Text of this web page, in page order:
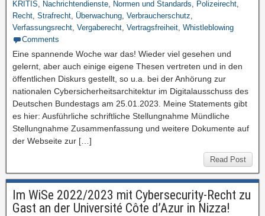
KRITIS, Nachrichtendienste, Normen und Standards, Polizeirecht,
Recht, Strafrecht, Überwachung, Verbraucherschutz,
Verfassungsrecht, Vergaberecht, Vertragsfreiheit, Whistleblowing
Comments
Eine spannende Woche war das! Wieder viel gesehen und
gelernt, aber auch einige eigene Thesen vertreten und in den
öffentlichen Diskurs gestellt, so u.a. bei der Anhörung zur
nationalen Cybersicherheitsarchitektur im Digitalausschuss des
Deutschen Bundestags am 25.01.2023. Meine Statements gibt
es hier: Ausführliche schriftliche Stellungnahme Mündliche
Stellungnahme Zusammenfassung und weitere Dokumente auf
der Webseite zur […]
Read Post
Im WiSe 2022/2023 mit Cybersecurity-Recht zu
Gast an der Université Côte d’Azur in Nizza!